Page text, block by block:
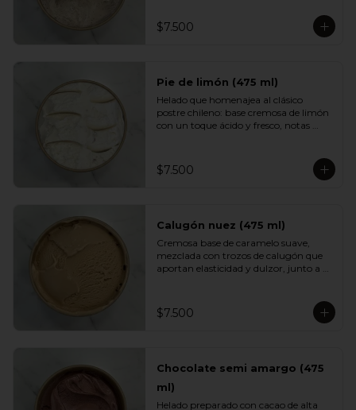
con un sabor profundo que encantará
a quienes disfrutan del buen café.
$7.500
Pie de limón (475 ml)
Helado que homenajea al clásico
postre chileno: base cremosa de limón
con un toque ácido y fresco, notas
Un sabor equilibrado, luminoso y muy
adictivo.
$7.500
Calugón nuez (475 ml)
Cremosa base de caramelo suave,
mezclada con trozos de calugón que
aportan elasticidad y dulzor, junto a
golosa e intensa para fanáticos del
caramelo clásico.
$7.500
Chocolate semi amargo (475
ml)
Helado preparado con cacao de alta